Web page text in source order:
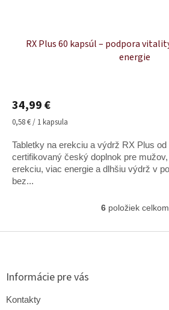
RX Plus 60 kapsúl – podpora
energie
produktu
je
5,0
z
hviezdičiek.
34,99 €
Jednotková
0,58 € / 1 kapsula
Tabletky na erekciu a výdrž RX Plus
certifikovaný český doplnok pre
erekciu, viac energie a dlhšiu výdrž v
bez...
O
l
6položiek celkom
Z
Informácie pre vás
Kontakty